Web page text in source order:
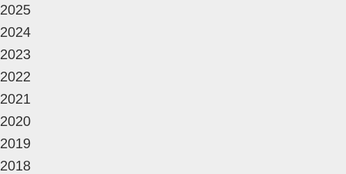
2025
2024
2023
2022
2021
2020
2019
2018